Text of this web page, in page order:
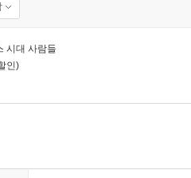
시대 사람들
인)